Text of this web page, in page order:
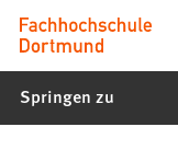
Inhalt anspringen
Dortmund
-
Springen zu